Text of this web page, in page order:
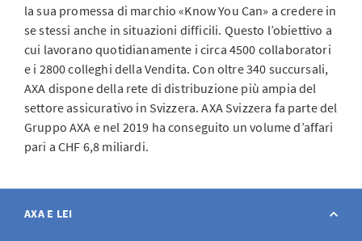
la sua promessa di marchio «Know You Can» a credere in
se stessi anche in situazioni difficili. Questo l’obiettivo a
cui lavorano quotidianamente i circa 4500 collaboratori
e i 2800 colleghi della Vendita. Con oltre 340 succursali,
AXA dispone della rete di distribuzione più ampia del
settore assicurativo in Svizzera. AXA Svizzera fa parte del
Gruppo AXA e nel 2019 ha conseguito un volume d’affari
pari a CHF 6,8 miliardi.
AXA E LEI